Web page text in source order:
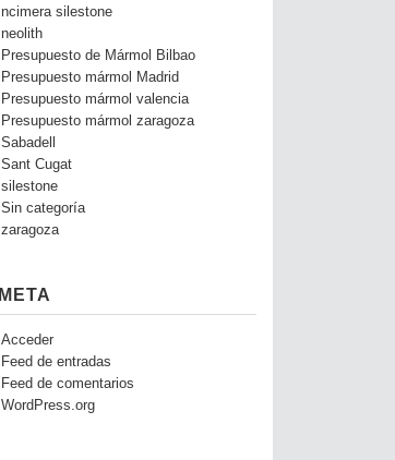
ncimera silestone
neolith
Presupuesto de Mármol Bilbao
Presupuesto mármol Madrid
Presupuesto mármol valencia
Presupuesto mármol zaragoza
Sabadell
Sant Cugat
silestone
Sin categoría
zaragoza
META
Acceder
Feed de entradas
Feed de comentarios
WordPress.org